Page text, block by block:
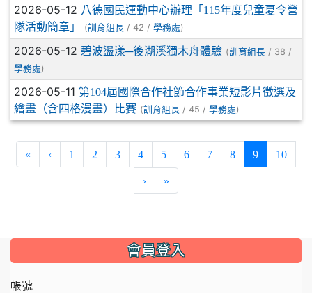
2026-05-12 八德國民運動中心辦理「115年度兒童夏令營
隊活動簡章」
(訓育組長 / 42 / 學務處)
2026-05-12 碧波盪漾─後湖溪獨木舟體驗 (訓育組長 / 38 /
學務處)
2026-05-11 第104屆國際合作社節合作事業短影片徵選及
繪畫（含四格漫畫）比賽 (訓育組長 / 45 / 學務處)
« ‹ 1 2 3 4 5 6 7 8 9(current)
10
› »
::: 會員登入
帳號